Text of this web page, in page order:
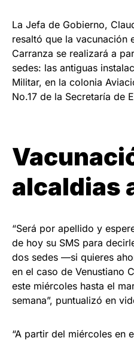
La Jefa de Gobierno,
resaltó que la vacunación
Carranza se realizará a
sedes: las antiguas
Militar, en la colonia
No.17 de la Secretaría de
alcaldias
“Será por apellido y
de hoy su SMS para
dos sedes —si quieres
en el caso de Venustiano
este miércoles hasta el
semana”, puntualizó en
“A partir del miércoles en